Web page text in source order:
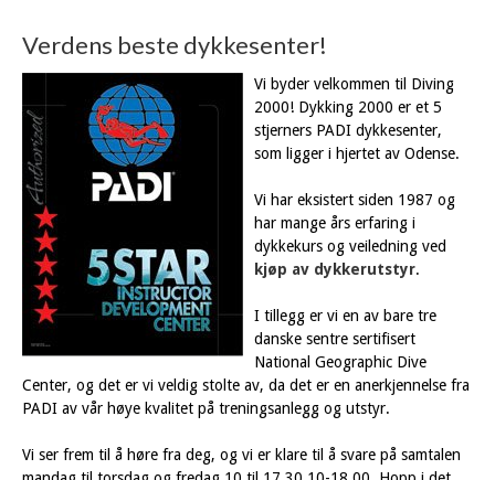
Verdens beste dykkesenter!
Vi byder velkommen til Diving
2000! Dykking 2000 er et 5
stjerners PADI dykkesenter,
som ligger i hjertet av Odense.
Vi har eksistert siden 1987 og
har mange års erfaring i
dykkekurs og veiledning ved
kjøp av dykkerutstyr.
I tillegg er vi en av bare tre
danske sentre sertifisert
National Geographic Dive
Center, og det er vi veldig stolte av, da det er en anerkjennelse fra
PADI av vår høye kvalitet på treningsanlegg og utstyr.
Vi ser frem til å høre fra deg, og vi er klare til å svare på samtalen